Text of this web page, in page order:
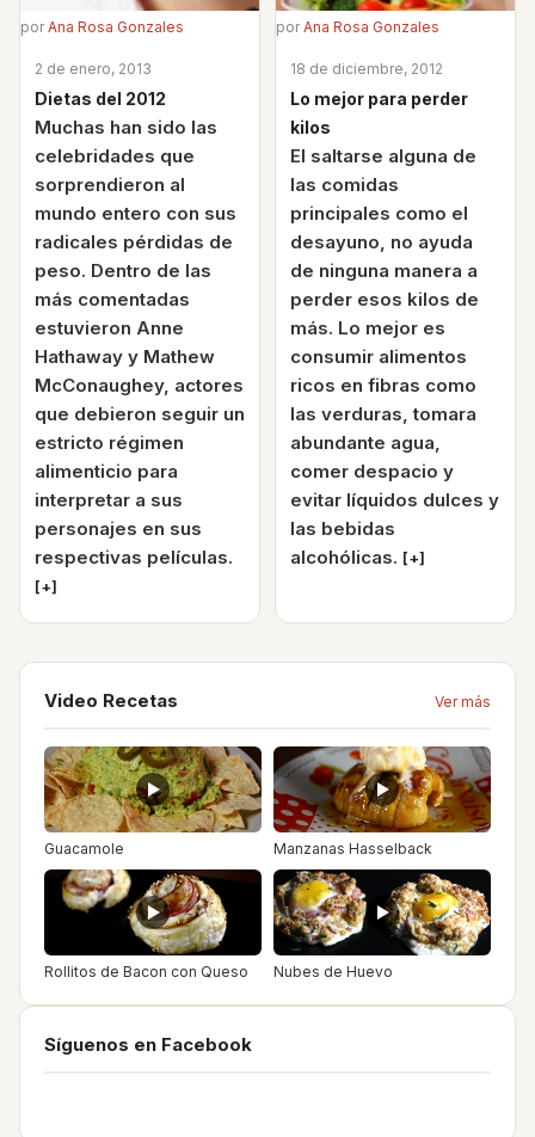
porAna Rosa Gonzales
2 de enero, 2013
Dietas del 2012
Muchas han sido las
celebridades que
sorprendieron al
mundo entero con sus
radicales pérdidas de
peso. Dentro de las
más comentadas
estuvieron Anne
Hathaway y Mathew
McConaughey, actores
que debieron seguir un
estricto régimen
alimenticio para
interpretar a sus
personajes en sus
respectivas películas.
[+]
porAna Rosa Gonzales
18 de diciembre, 2012
Lo mejor para perder
kilos
El saltarse alguna de
las comidas
principales como el
desayuno, no ayuda
de ninguna manera a
perder esos kilos de
más. Lo mejor es
consumir alimentos
ricos en fibras como
las verduras, tomara
abundante agua,
comer despacio y
evitar líquidos dulces y
las bebidas
alcohólicas. [+]
Video Recetas Ver más
Guacamole Manzanas Hasselback
Rollitos de Bacon con Queso Nubes de Huevo
Síguenos en Facebook